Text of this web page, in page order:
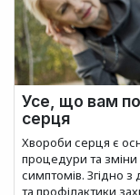
Усе, що вам
серця
Хвороби серця є
процедури та
симптомів. Згідно